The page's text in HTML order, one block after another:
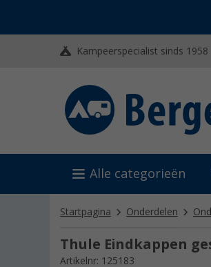
Kampeerspecialist sinds 1958
Alle categorieën
Startpagina Onderdelen
Thule Eindkappen
Artikelnr: 125183